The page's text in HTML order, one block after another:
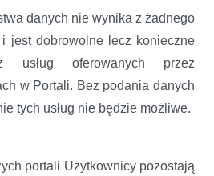
danych nie wynika z żadnego
jest dobrowolne lecz konieczne
usług oferowanych przez
w Portali. Bez podania danych
tych usług nie będzie możliwe.
portali Użytkownicy pozostają